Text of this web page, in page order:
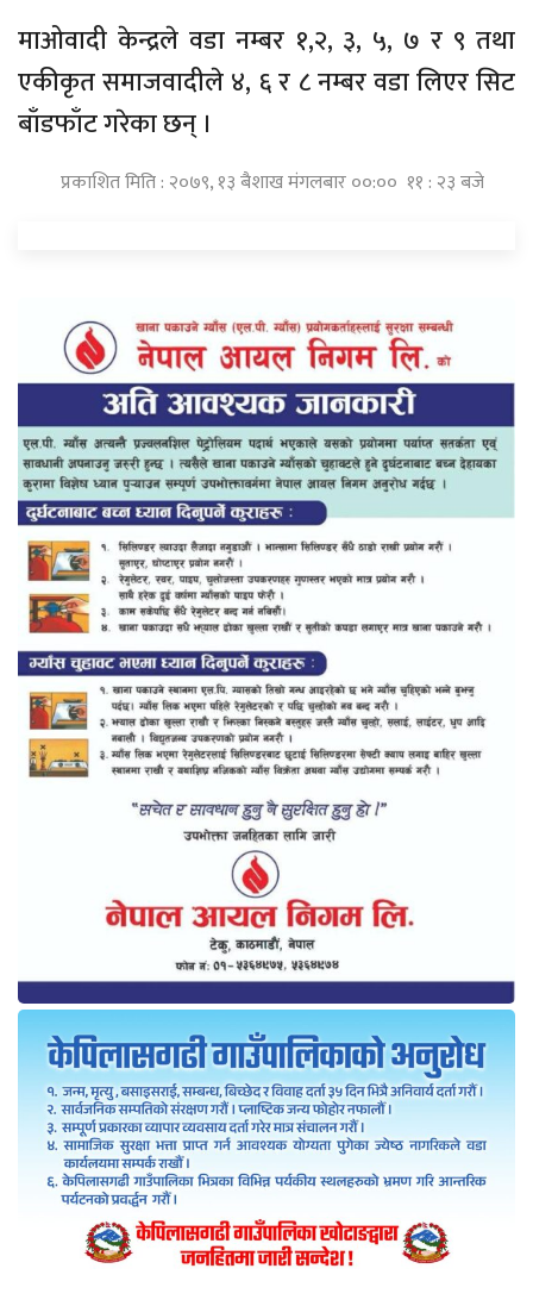
माओवादी केन्द्रले वडा नम्बर १,२, ३, ५, ७ र ९ तथा
एकीकृत समाजवादीले ४, ६ र ८ नम्बर वडा लिएर सिट
बाँडफाँट गरेका छन् ।
प्रकाशित मिति : २०७९, १३ बैशाख मंगलबार ००:०० ११ : २३ बजे